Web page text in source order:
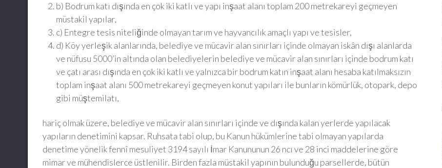
b) Bodrum katı dışında en çok iki katlı ve yapı inşaat alanı toplam 200 metrekareyi geçmeyen
müstakil yapılar,
c) Entegre tesis niteliğinde olmayan tarım ve hayvancılık amaçlı yapı ve tesisler,
d) Köy yerleşik alanlarında, belediye ve mücavir alan sınırları içinde olmayan iskân dışı alanlarda
ve nüfusu 5000’in altında olan belediyelerin belediye ve mücavir alan sınırları içinde bodrum katı
ve çatı arası dışında en çok iki katlı ve yalnızca bir bodrum katın inşaat alanı hesaba katılmaksızın
toplam inşaat alanı 500 metrekareyi geçmeyen konut yapıları ile bunların kömürlük, otopark, depo
gibi müştemilatı,
hariç olmak üzere, belediye ve mücavir alan sınırları içinde ve dışında kalan yerlerde yapılacak
yapıların denetimini kapsar. Ruhsata tabi olup, bu Kanun hükümlerine tabi olmayan yapılarda
denetime yönelik fennî mesuliyet 3194 sayılı İmar Kanununun 26 ncı ve 28 inci maddelerine göre
mimar ve mühendislerce üstlenilir. Birden fazla müstakil yapının bulunduğu parsellerde, bütün